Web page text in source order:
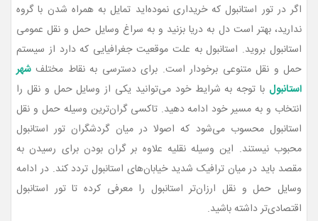
اگر در تور استانبول که خریداری نموده‌اید تمایل به همراه شدن با گروه
ندارید، بهتر است دل به دریا بزنید و به سراغ وسایل حمل و نقل عمومی
استانبول بروید. استانبول به علت موقعیت جغرافیایی که دارد از سیستم
حمل و نقل متنوعی برخودار است. برای دسترسی به نقاط مختلف شهر
استانبول با توجه به شرایط خود می‌توانید یکی از وسایل حمل و نقل را
انتخاب و به مسیر خود ادامه دهید. تاکسی گران‌ترین وسیله حمل و نقل
استانبول محسوب می‌شود که اصولا در میان گردشگران تور استانبول
محبوب نیستند. این وسیله نقلیه علاوه بر گران بودن برای رسیدن به
مقصد باید در میان ترافیک شدید خیابان‌های استانبول تردد کند. در ادامه
وسایل حمل و نقل ارزان‌تر استانبول را معرفی کرده تا تور استانبول
اقتصادی‌تر داشته باشید.